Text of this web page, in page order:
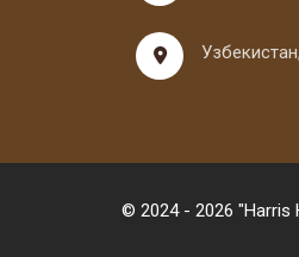
© 2024 - 2026